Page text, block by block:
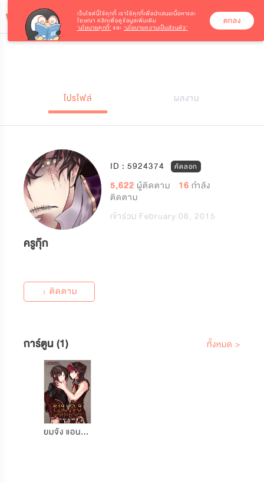
โปรไฟล์ ผลงาน
ID : 5924374 คัดลอก
5,622 ผู้ติดตาม 16 กำลัง
ติดตาม
เข้าร่วม February 08, 2015
ครูกุ๊ก
+ ติดตาม
การ์ตูน (1) ทั้งหมด >
ยมจัง แอนด์ เดอะ แก๊ง
เว็บไซต์นี้ใช้คุกกี้ เราใช้คุกกี้เพื่อนำเสนอเนื้อหาและ
โฆษณา คลิกเพื่อดูข้อมูลเพิ่มเติม
‘นโยบายคุกกี้’ และ ‘นโยบายความเป็นส่วนตัว’
ตกลง